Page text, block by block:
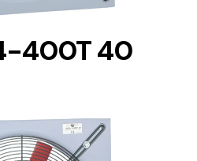
400T 40